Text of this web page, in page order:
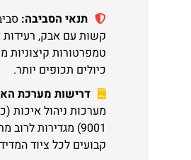
תנאי הסביבה:
קשות עם אבק, רעידות
טמפרטורות קיצוניות
כיולים תכופים יותר.
דרישות מערכת
9001) מגדירות לרוב
קבועים לכל ציוד